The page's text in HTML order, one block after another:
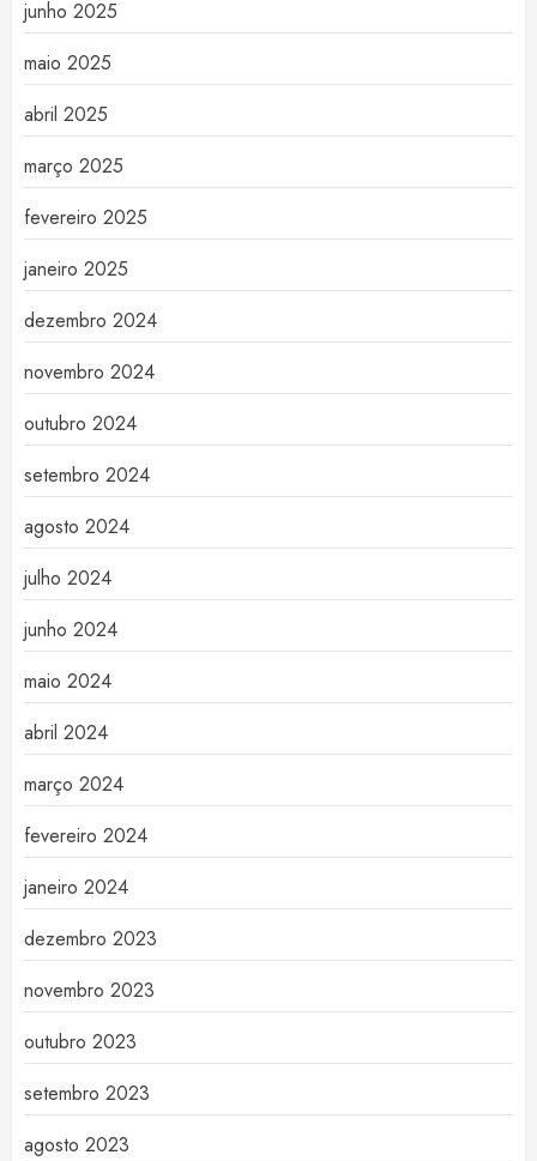
junho 2025
maio 2025
abril 2025
março 2025
fevereiro 2025
janeiro 2025
dezembro 2024
novembro 2024
outubro 2024
setembro 2024
agosto 2024
julho 2024
junho 2024
maio 2024
abril 2024
março 2024
fevereiro 2024
janeiro 2024
dezembro 2023
novembro 2023
outubro 2023
setembro 2023
agosto 2023